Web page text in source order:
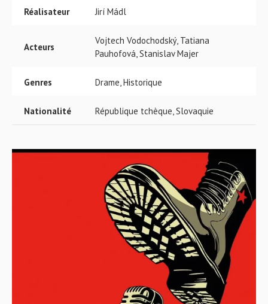
Réalisateur Jirí Mádl
Acteurs
Vojtech Vodochodský, Tatiana
Pauhofová, Stanislav Majer
Genres Drame, Historique
Nationalité République tchèque, Slovaquie